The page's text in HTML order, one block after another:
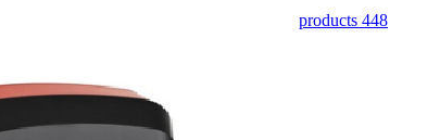
448 products